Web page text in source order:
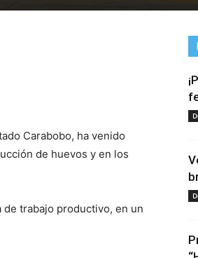
Carabobo, ha venido
de huevos y en los
trabajo productivo, en un